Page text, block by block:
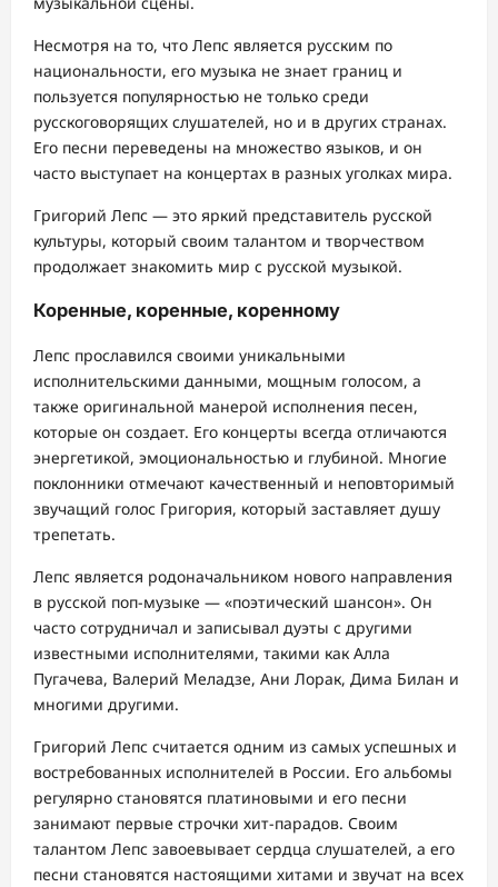
Несмотря на то, что Лепс является русским по
национальности, его музыка не знает границ и
пользуется популярностью не только среди
русскоговорящих слушателей, но и в других странах.
Его песни переведены на множество языков, и он
часто выступает на концертах в разных уголках мира.
Григорий Лепс — это яркий представитель русской
культуры, который своим талантом и творчеством
продолжает знакомить мир с русской музыкой.
Коренные, коренные, коренному
Лепс прославился своими уникальными
исполнительскими данными, мощным голосом, а
также оригинальной манерой исполнения песен,
которые он создает. Его концерты всегда отличаются
энергетикой, эмоциональностью и глубиной. Многие
поклонники отмечают качественный и неповторимый
звучащий голос Григория, который заставляет душу
трепетать.
Лепс является родоначальником нового направления
в русской поп-музыке — «поэтический шансон». Он
часто сотрудничал и записывал дуэты с другими
известными исполнителями, такими как Алла
Пугачева, Валерий Меладзе, Ани Лорак, Дима Билан и
многими другими.
Григорий Лепс считается одним из самых успешных и
востребованных исполнителей в России. Его альбомы
регулярно становятся платиновыми и его песни
занимают первые строчки хит-парадов. Своим
талантом Лепс завоевывает сердца слушателей, а его
песни становятся настоящими хитами и звучат на всех